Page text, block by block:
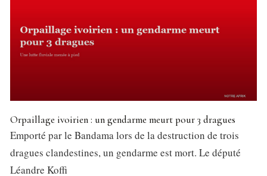
Orpaillage ivoirien : un gendarme meurt pour 3 dragues
Emporté par le Bandama lors de la destruction de trois
dragues clandestines, un gendarme est mort. Le député
Léandre Koffi